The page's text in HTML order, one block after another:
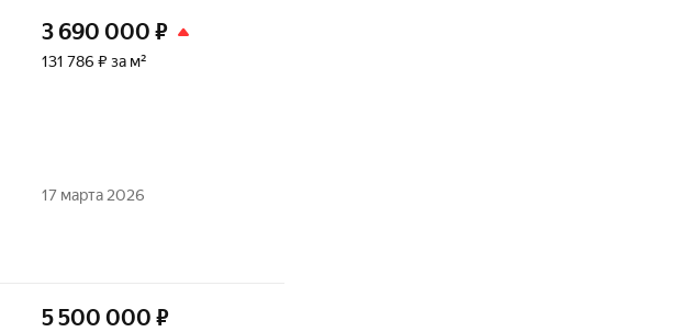
3 690 000 ₽
131 786 ₽ за м²
17 марта 2026
5 500 000 ₽